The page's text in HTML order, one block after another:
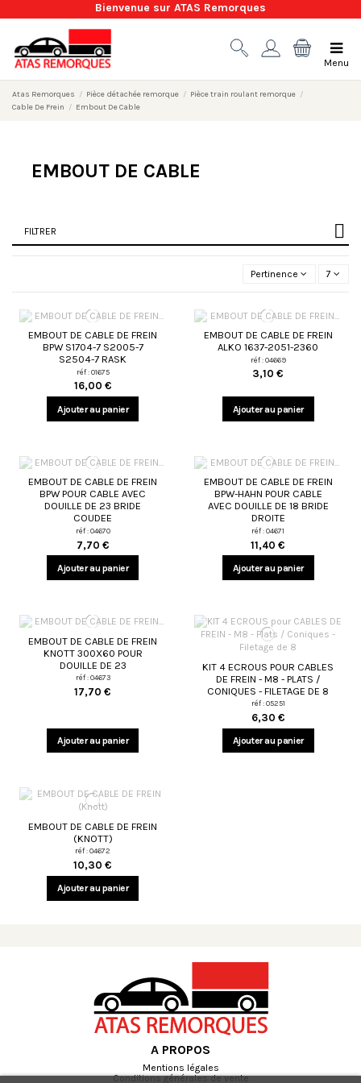
Bienvenue sur ATAS Remorques
Menu
Atas Remorques Pièce détachée remorque
Pièce train roulant remorque
Cable De Frein
Embout De Cable
EMBOUT DE CABLE
FILTRER
Pertinence 7
EMBOUT DE CABLE DE FREIN
BPW S1704-7 S2005-7
S2504-7 RASK
réf : 01675
16,00 €
Ajouter au panier
EMBOUT DE CABLE DE FREIN
ALKO 1637-2051-2360
réf : 04669
3,10 €
Ajouter au panier
EMBOUT DE CABLE DE FREIN
BPW POUR CABLE AVEC
DOUILLE DE 23 BRIDE
COUDEE
réf : 04670
7,70 €
Ajouter au panier
EMBOUT DE CABLE DE FREIN
BPW-HAHN POUR CABLE
AVEC DOUILLE DE 18 BRIDE
DROITE
réf : 04671
11,40 €
Ajouter au panier
EMBOUT DE CABLE DE FREIN
KNOTT 300X60 POUR
DOUILLE DE 23
réf : 04673
17,70 €
Ajouter au panier
KIT 4 ECROUS POUR CABLES
DE FREIN - M8 - PLATS /
CONIQUES - FILETAGE DE 8
réf : 05251
6,30 €
Ajouter au panier
EMBOUT DE CABLE DE FREIN
(KNOTT)
réf : 04672
10,30 €
Ajouter au panier
A PROPOS
Mentions légales
Conditions générales de vente